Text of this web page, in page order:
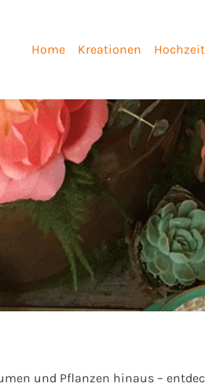
Home Kreationen Hochzeit
und Pflanzen hinaus –